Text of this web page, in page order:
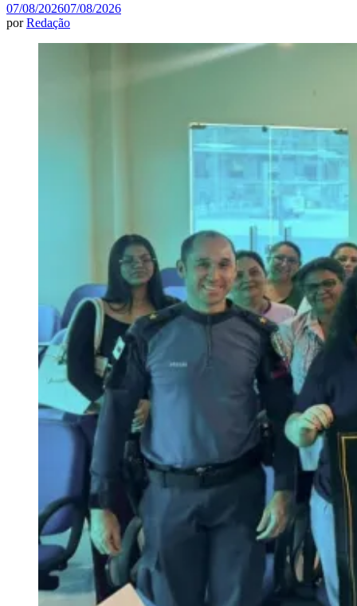
07/08/202607/08/2026
porRedação